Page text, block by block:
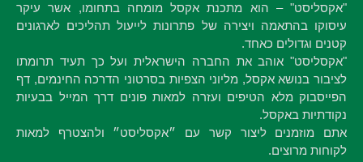
"אקסליסט" – הוא מתכנת אקסל מומחה בתחומו, אשר עיקר
עיסוקו בהתאמה ויצירה של פתרונות לייעול תהליכים לארגונים
קטנים וגדולים כאחד.
"אקסליסט" אוהב את החברה הישראלית ועל כך תעיד תרומתו
לציבור בנושא אקסל, מליוני הצפיות בסרטוני הדרכה החינמים, דף
הפייסבוק מלא הטיפים ועזרה למאות פונים דרך המייל בבעיות
נקודתיות באקסל.
אתם מוזמנים ליצור קשר עם ״אקסליסט״ ולהצטרף למאות
לקוחות מרוצים.